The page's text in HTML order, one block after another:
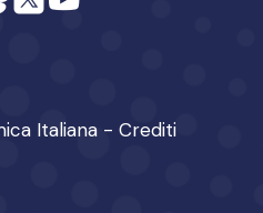
Italiana - Crediti